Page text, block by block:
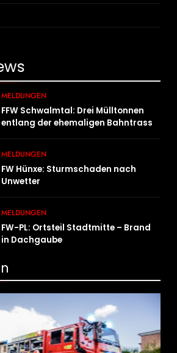
MELDUNGEN
FFW Schwalmtal: Drei Mülltonnen
entlang der ehemaligen Bahntrasse
MELDUNGEN
FW Hünxe: Sturmschaden nach
Unwetter
MELDUNGEN
FW-PL: Ortsteil Stadtmitte – Brand
in Dachgaube